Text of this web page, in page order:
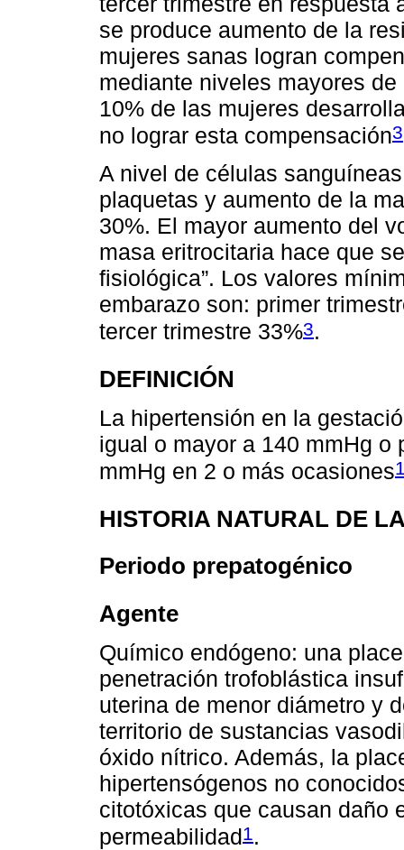
se produce aumento de la
mujeres sanas logran
mediante niveles mayores
10% de las mujeres
no lograr esta compensación3
A nivel de células
plaquetas y aumento de la
30%. El mayor aumento del
masa eritrocitaria hace que
fisiológica”. Los valores
embarazo son: primer
tercer trimestre 33%3.
DEFINICIÓN
La hipertensión en la
igual o mayor a 140 mmHg
mmHg en 2 o más ocasiones
HISTORIA NATURAL DE
Periodo prepatogénico
Agente
Químico endógeno: una
penetración trofoblástica
uterina de menor diámetro y
territorio de sustancias
óxido nítrico. Además, la
hipertensógenos no
citotóxicas que causan daño
permeabilidad1 .